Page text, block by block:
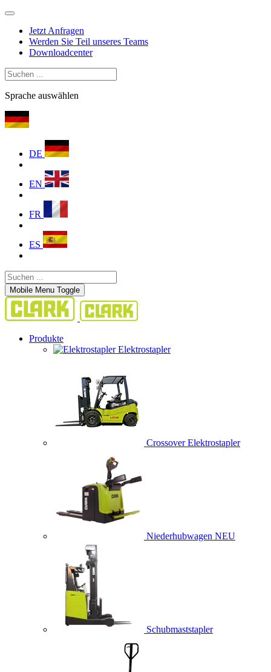
Jetzt Anfragen
Werden Sie Teil unseres Teams
Downloadcenter
Sprache auswählen
DE
EN
FR
ES
Mobile Menu Toggle
Produkte
Elektrostapler
Crossover Elektrostapler
Niederhubwagen NEU
Schubmaststapler